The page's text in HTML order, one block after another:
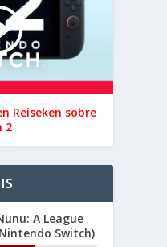
3
@nintenhype.cat⋅
Cry V,
Sleeper 2,
setmana a
‪Reiseken‬ sobre
2
A League
Switch)